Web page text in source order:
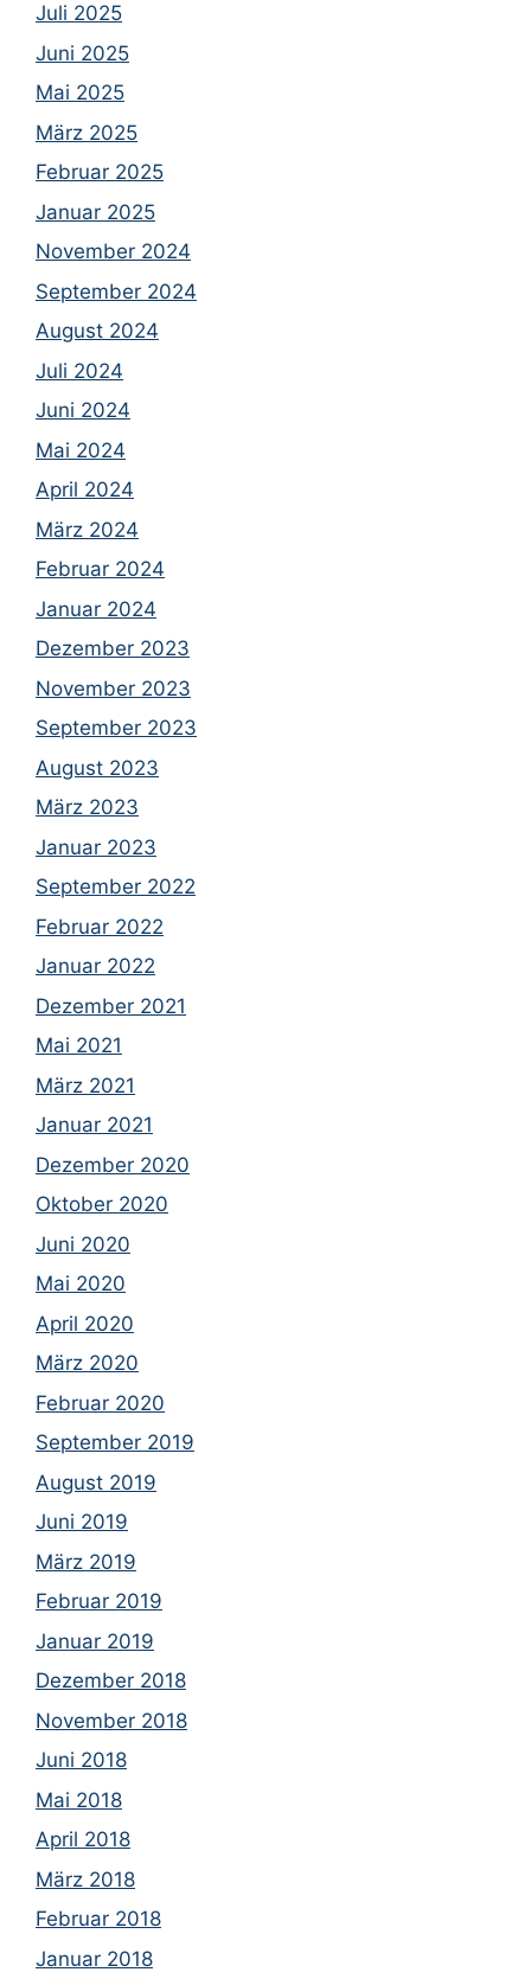
Juli 2025
Juni 2025
Mai 2025
März 2025
Februar 2025
Januar 2025
November 2024
September 2024
August 2024
Juli 2024
Juni 2024
Mai 2024
April 2024
März 2024
Februar 2024
Januar 2024
Dezember 2023
November 2023
September 2023
August 2023
März 2023
Januar 2023
September 2022
Februar 2022
Januar 2022
Dezember 2021
Mai 2021
März 2021
Januar 2021
Dezember 2020
Oktober 2020
Juni 2020
Mai 2020
April 2020
März 2020
Februar 2020
September 2019
August 2019
Juni 2019
März 2019
Februar 2019
Januar 2019
Dezember 2018
November 2018
Juni 2018
Mai 2018
April 2018
März 2018
Februar 2018
Januar 2018